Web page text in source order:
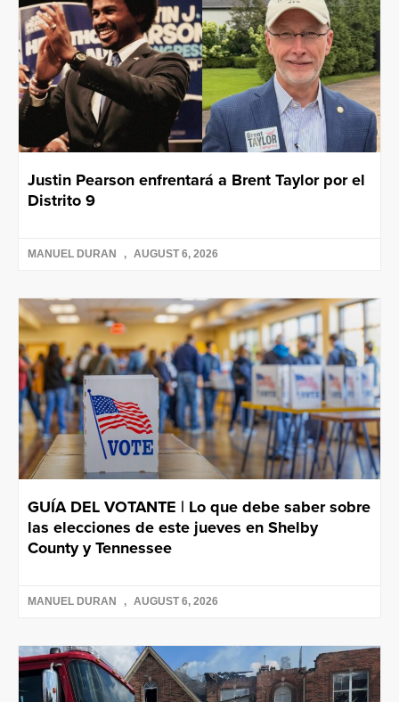
Justin Pearson enfrentará a Brent Taylor por el
Distrito 9
MANUEL DURAN AUGUST 6, 2026
GUÍA DEL VOTANTE | Lo que debe saber sobre
las elecciones de este jueves en Shelby
County y Tennessee
MANUEL DURAN AUGUST 6, 2026